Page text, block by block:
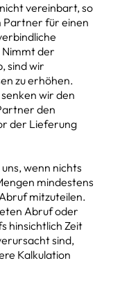
vereinbart, so
Partner für einen
Nimmt der
sind wir
zu erhöhen.
wir den
den
der Lieferung
wenn nichts
mindestens
mitzuteilen.
Abruf oder
hinsichtlich Zeit
sind,
Kalkulation